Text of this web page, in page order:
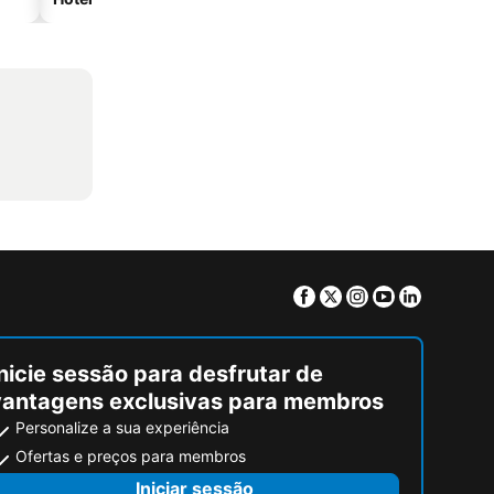
Facebook
TwitterInstagram
Youtube
sessão para desfrutar de
exclusivas para membros
Personalize a sua experiência
Ofertas e preços para membros
Iniciar sessão